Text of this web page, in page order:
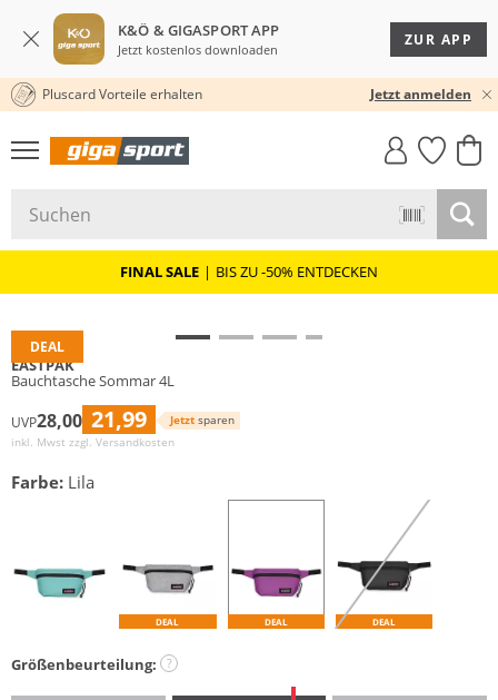
K&Ö & GIGASPORT APP
Jetzt kostenlos downloaden
ZUR APP
30 TAGE RÜCKGABERECHT
Pluscard Vorteile erhalten Jetzt anmelden
GIGASTYLE
FAHRRAD­
MUST-HAVE
FINAL SALE | BIS ZU -50% ENTDECKEN
DEAL
EASTPAK
Bauchtasche Sommar 4L
UVP28,00 21,99 Jetzt sparen
inkl. Mwst zzgl. Versandkosten
Farbe: Lila
DEAL DEAL DEAL
Größenbeurteilung: ?